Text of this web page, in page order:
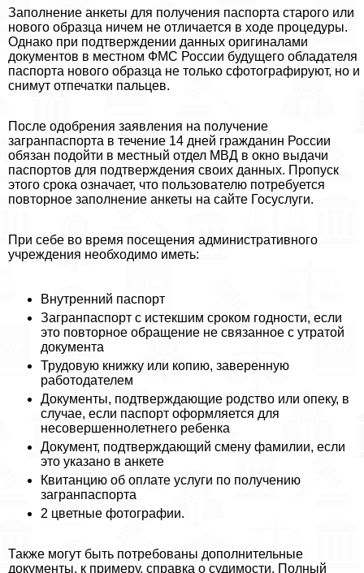
Заполнение анкеты для получения паспорта старого или
нового образца ничем не отличается в ходе процедуры.
Однако при подтверждении данных оригиналами
документов в местном ФМС России будущего обладателя
паспорта нового образца не только сфотографируют, но и
снимут отпечатки пальцев.
После одобрения заявления на получение
загранпаспорта в течение 14 дней гражданин России
обязан подойти в местный отдел МВД в окно выдачи
паспортов для подтверждения своих данных. Пропуск
этого срока означает, что пользователю потребуется
повторное заполнение анкеты на сайте Госуслуги.
При себе во время посещения административного
учреждения необходимо иметь:
Внутренний паспорт
Загранпаспорт с истекшим сроком годности, если
это повторное обращение не связанное с утратой
документа
Трудовую книжку или копию, заверенную
работодателем
Документы, подтверждающие родство или опеку, в
случае, если паспорт оформляется для
несовершеннолетнего ребенка
Документ, подтверждающий смену фамилии, если
это указано в анкете
Квитанцию об оплате услуги по получению
загранпаспорта
2 цветные фотографии.
Также могут быть потребованы дополнительные
документы, к примеру, справка о судимости. Полный